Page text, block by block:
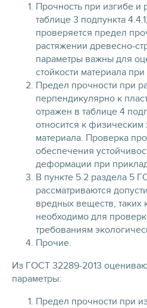
Прочность при изгибе и
таблице 3 подпункта
проверяется предел
растяжении древесно-
параметры важны для
стойкости материала
Предел прочности при
перпендикулярно к
отражен в таблице 4
относится к физическим
материала. Проверка
обеспечения
деформации при
В пункте 5.2 раздела 5
рассматриваются
вредных веществ, таких
необходимо для
требованиям
Прочие.
Из ГОСТ 32289-2013
параметры:
Предел прочности при